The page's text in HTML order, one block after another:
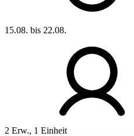
15.08. bis 22.08.
2 Erw., 1 Einheit